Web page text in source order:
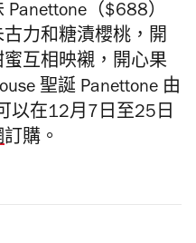
（$688）
力和糖漬櫻桃，開
互相映襯，開心果
聖誕 Panettone 由
以在12月7日至25日
訂購。